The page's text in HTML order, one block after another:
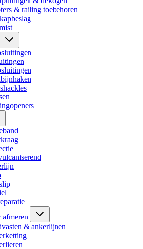
& railing toebehoren
& ankerlijnen